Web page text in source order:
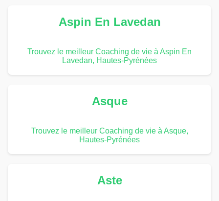
Aspin En Lavedan
Trouvez le meilleur Coaching de vie à Aspin En
Lavedan, Hautes-Pyrénées
Asque
Trouvez le meilleur Coaching de vie à Asque,
Hautes-Pyrénées
Aste